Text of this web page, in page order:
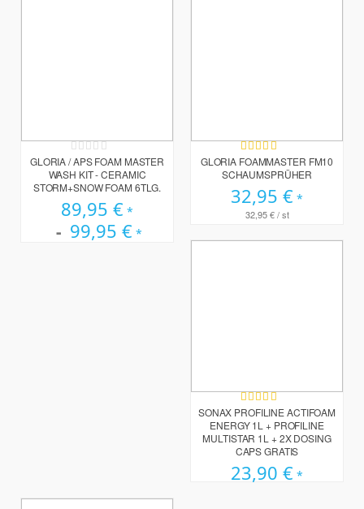
Rating:
0%
GLORIA / APS FOAM MASTER
WASH KIT - CERAMIC
STORM+SNOW FOAM 6TLG.
89,95 €
99,95 €
Bewertung:
94%
GLORIA FOAMMASTER FM10
SCHAUMSPRÜHER
32,95 €
32,95 €/ st
Bewertung:
97%
SONAX PROFILINE ACTIFOAM
ENERGY 1L + PROFILINE
MULTISTAR 1L + 2X DOSING
CAPS GRATIS
23,90 €